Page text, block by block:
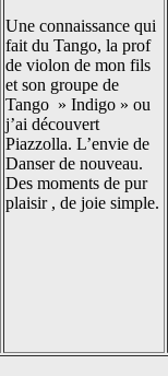
Une connaissance qui
fait du Tango, la prof
de violon de mon fils
et son groupe de
Tango » Indigo » ou
j’ai découvert
Piazzolla. L’envie de
Danser de nouveau.
Des moments de pur
plaisir , de joie simple.